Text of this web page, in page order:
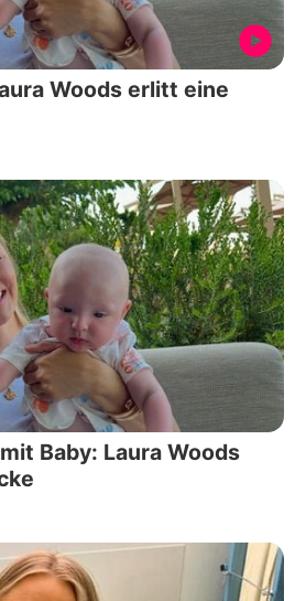
Woods erlitt eine
Baby: Laura Woods